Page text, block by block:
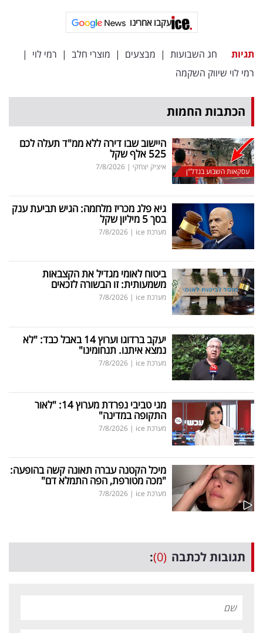
עקבו
אחרינו:
עקבו אחרינו
תגיות חג השבועות | מבצעים | מוצרי חלב | רמי לוי |
רמי לוי שיווק השקמה
הכתבות החמות
עסקאות השבוע בנדל"ן
היישוב שבו דירה ללא ממ"ד תעלה לכם
525 אלף שקל
איציק יצחקי |
7/8/2026
גיא פלג מכריז מלחמה: הגיש תביעת ענק
בסך 5 מיליון שקל
מערכת ice |
7/8/2026
ביטוח לאומי מגדיל את הקצבאות
משמעותית: זו הבשורה לזכאים
מערכת ice |
7/8/2026
יעקב ברדוגו וערוץ 14 באבל כבד: "לא
נמצא איתנו. תנחומינו"
מערכת ice |
7/8/2026
מגי טביבי נפרדת מערוץ 14: "לאור
התקופה במדינה"
מערכת ice |
7/8/2026
מיכל הקטנה עברה תאונה קשה בהופעה:
"מכה מטורפת, הפה התמלא דם"
מערכת ice |
7/8/2026
תגובות לכתבה (0)
: